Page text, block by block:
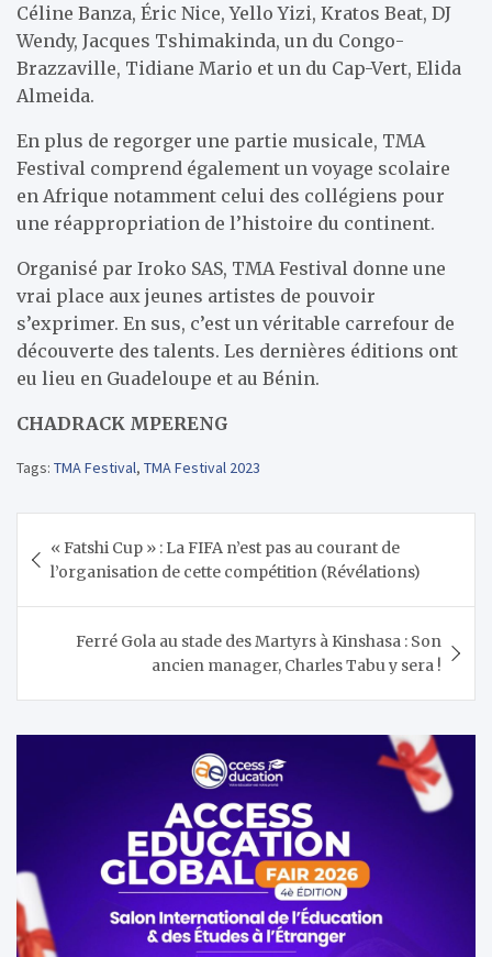
Céline Banza, Éric Nice, Yello Yizi, Kratos Beat, DJ
Wendy, Jacques Tshimakinda, un du Congo-
Brazzaville, Tidiane Mario et un du Cap-Vert, Elida
Almeida.
En plus de regorger une partie musicale, TMA
Festival comprend également un voyage scolaire
en Afrique notamment celui des collégiens pour
une réappropriation de l’histoire du continent.
Organisé par Iroko SAS, TMA Festival donne une
vrai place aux jeunes artistes de pouvoir
s’exprimer. En sus, c’est un véritable carrefour de
découverte des talents. Les dernières éditions ont
eu lieu en Guadeloupe et au Bénin.
CHADRACK MPERENG
Tags: TMA Festival, TMA Festival 2023
de
l’article
« Fatshi Cup » : La FIFA n’est pas au courant de
l’organisation de cette compétition (Révélations)
Ferré Gola au stade des Martyrs à Kinshasa : Son
ancien manager, Charles Tabu y sera !